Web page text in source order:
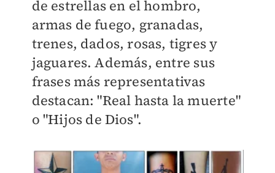
de estrellas en el hombro,
armas de fuego, granadas,
trenes, dados, rosas, tigres y
jaguares. Además, entre sus
frases más representativas
destacan: "Real hasta la muerte"
o "Hijos de Dios".